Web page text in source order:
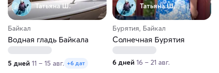
Татьяна Ш.
Байкал
Водная гладь Байкала
5 дней 11 – 15 авг. +6 дат
Татьяна Ш.
Бурятия, Байкал
Солнечная Бурятия
6 дней 16 – 21 авг.